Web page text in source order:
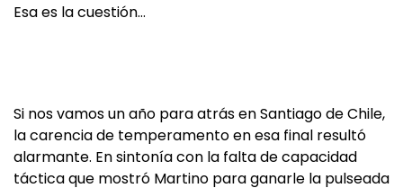
Esa es la cuestión…
Si nos vamos un año para atrás en Santiago de Chile,
la carencia de temperamento en esa final resultó
alarmante. En sintonía con la falta de capacidad
táctica que mostró Martino para ganarle la pulseada